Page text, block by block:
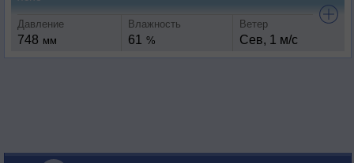
Давление
748 мм
Влажность
61 %
Ветер
Сев, 1 м/с